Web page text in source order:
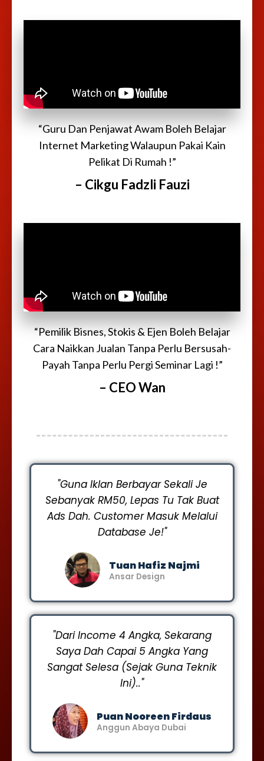
“Guru Dan Penjawat Awam Boleh Belajar
Internet Marketing Walaupun Pakai Kain
Pelikat Di Rumah !”
– Cikgu Fadzli Fauzi
“Pemilik Bisnes, Stokis & Ejen Boleh Belajar
Cara Naikkan Jualan Tanpa Perlu Bersusah-
Payah Tanpa Perlu Pergi Seminar Lagi !”
– CEO Wan
"Guna Iklan Berbayar Sekali Je
Sebanyak RM50, Lepas Tu Tak Buat
Ads Dah. Customer Masuk Melalui
Database Je!"
Tuan Hafiz Najmi
Ansar Design
"Dari Income 4 Angka, Sekarang
Saya Dah Capai 5 Angka Yang
Sangat Selesa (Sejak Guna Teknik
Ini).."
Puan Nooreen Firdaus
Anggun Abaya Dubai